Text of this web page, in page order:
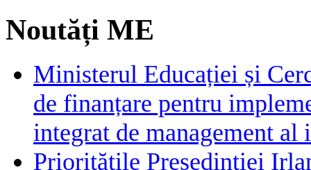
Noutăți ME
Ministerul Educației și
de finanțare pentru
integrat de management
Prioritățile Președinției